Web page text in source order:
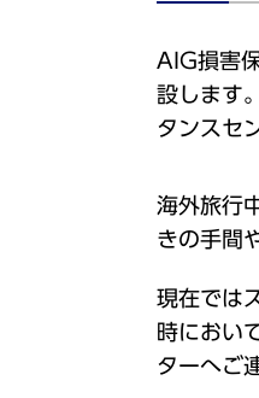
AIG損害
設します
タンスセ
海外旅行
きの手間
現在では
時におい
ターへご